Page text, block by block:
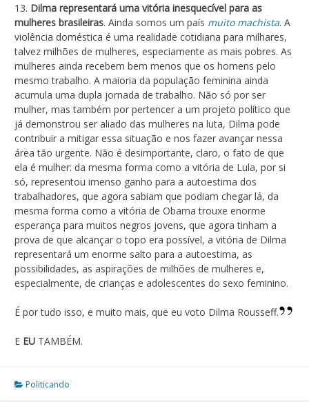
13. Dilma representará uma vitória inesquecível para as
mulheres brasileiras. Ainda somos um país muito machista. A
violência doméstica é uma realidade cotidiana para milhares,
talvez milhões de mulheres, especiamente as mais pobres. As
mulheres ainda recebem bem menos que os homens pelo
mesmo trabalho. A maioria da população feminina ainda
acumula uma dupla jornada de trabalho. Não só por ser
mulher, mas também por pertencer a um projeto político que
já demonstrou ser aliado das mulheres na luta, Dilma pode
contribuir a mitigar essa situação e nos fazer avançar nessa
área tão urgente. Não é desimportante, claro, o fato de que
ela é mulher: da mesma forma como a vitória de Lula, por si
só, representou imenso ganho para a autoestima dos
trabalhadores, que agora sabiam que podiam chegar lá, da
mesma forma como a vitória de Obama trouxe enorme
esperança para muitos negros jovens, que agora tinham a
prova de que alcançar o topo era possível, a vitória de Dilma
representará um enorme salto para a autoestima, as
possibilidades, as aspirações de milhões de mulheres e,
especialmente, de crianças e adolescentes do sexo feminino.
É por tudo isso, e muito mais, que eu voto Dilma Rousseff.
E EU TAMBÉM.
Politicando